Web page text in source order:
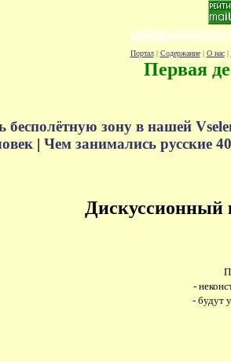
Портал| Содержание| О нас|
Первая
бесполётную зону в нашей
| Чем занимались русские
Дискуссионный
-
- будут